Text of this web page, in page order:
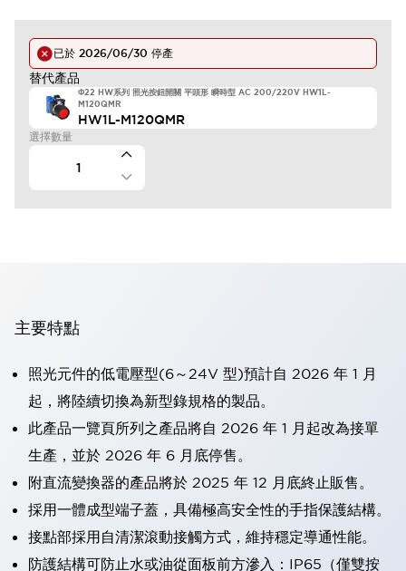
已於 2026/06/30 停產
替代產品
Φ22 HW系列 照光按鈕開關 平頭形 瞬時型 AC 200/220V HW1L-
M120QMR
HW1L-M120QMR
選擇數量
主要特點
照光元件的低電壓型(6～24V 型)預計自 2026 年 1 月
起，將陸續切換為新型錄規格的製品。
此產品一覽頁所列之產品將自 2026 年 1 月起改為接單
生產，並於 2026 年 6 月底停售。
附直流變換器的產品將於 2025 年 12 月底終止販售。
採用一體成型端子蓋，具備極高安全性的手指保護結構。
接點部採用自清潔滾動接觸方式，維持穩定導通性能。
防護結構可防止水或油從面板前方滲入：IP65（僅雙按